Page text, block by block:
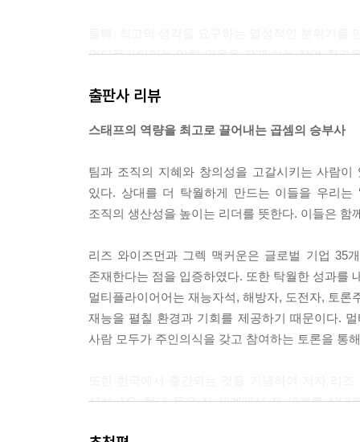
멀티플라이어는 일할 의욕을 갖게 하는 작업 환경
끌어내게 해준다. 이와 동시에 최선의 노력을 요구
다. 그는 사람들에게 최고의 생각을 해내라고 요구
셋째, 도전의 영역을 넓힌다
멀티플라이어는 도전자처럼 조직을 운영한다. 기
이 지금 알고 있는 것을 넘어 도전하도록 한다. 이
넷째, 토론을 통해 결정한다
멀티플라이어는 결정을 내리는 과정을 통해 조직
최자처럼 조직을 운영한다. 그는 사람들에게 토론
이와 반대로 디미니셔는 결정자로서 조직을 운영
출판사 리뷰
스태프의 역량을 최고로 끌어내는 곱셈의 승부사
팀과 조직의 지혜와 창의성을 고갈시키는 사람
있다. 상대를 더 탁월하게 만드는 이들을 우리는
조직의 생산성을 높이는 리더를 뜻한다. 이들은
리즈 와이즈먼과 그렉 맥커운은 글로벌 기업 35
존재한다는 점을 입증하였다. 또한 탁월한 성과를
멀티플라이어어는 재능자석, 해방자, 도전자, 토
재능을 펼칠 환경과 기회를 제공하기 때문이다.
사람 모두가 주인의식을 갖고 참여하는 토론을 통
삼성, LG, 현대 등은 전 세계에서 전 세계를 상대